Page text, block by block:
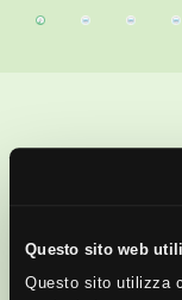
Questo sito web
Questo sito utilizza